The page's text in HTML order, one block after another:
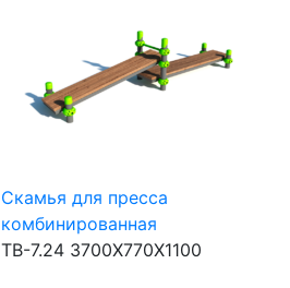
Скамья для пресса
комбинированная
ТВ-7.24 3700Х770Х1100